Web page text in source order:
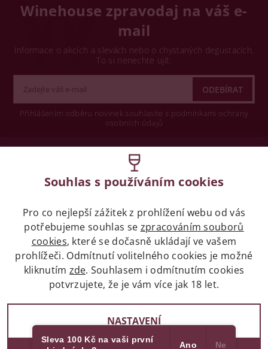
Winehouse zpravodaj na váš e-
mail
Informace o akcích a slevách nebo o chystaných degustacích.
To si nenechte ujít.
Přihlášením odběru novinek souhlasíte s podmínkami ochrany
osobních údajů
Legislativa
Zákaz prodeje alkoholických nápojů osobám
mladších 18 let.
Naše služby
Souhlas s používáním cookies
Pro co nejlepší zážitek z prohlížení webu od vás
potřebujeme souhlas se zpracováním souborů
cookies, které se dočasně ukládají ve vašem
prohlížeči. Odmítnutí volitelného cookies je možné
kliknutím zde. Souhlasem i odmítnutím cookies
potvrzujete, že je vám více jak 18 let.
NASTAVENÍ
Sleva 100 Kč na vaši první
Ano Ne